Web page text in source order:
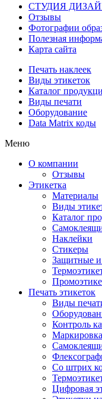
СТУДИЯ
Отзывы
Фотографии
Полезная
Карта сайта
Печать наклеек
Виды этикеток
Каталог
Виды печати
Оборудование
Data Matrix коды
Меню
О компании
Отзывы
Этикетка
Материалы
Виды
Каталог
Наклейки
Стикеры
Защитные
Печать этикеток
Виды
Контроль
Со штрих
Цифровая